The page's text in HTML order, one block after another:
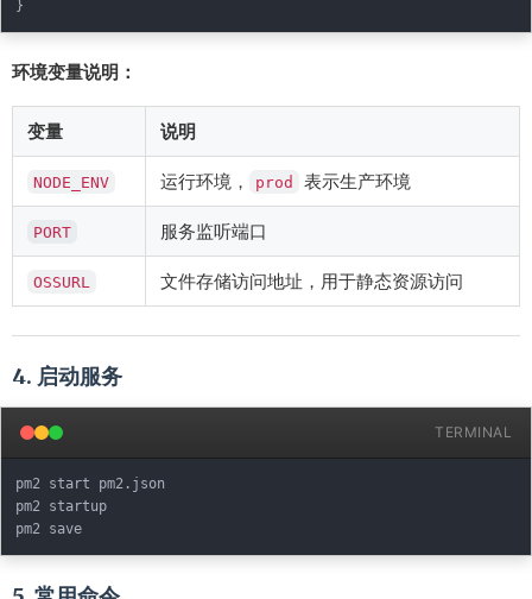
}
环境变量说明：
变量 说明
NODE_ENV 运行环境， prod 表示生产环境
PORT 服务监听端口
OSSURL 文件存储访问地址，用于静态资源访问
4. 启动服务
TERMINAL
pm2 start pm2.json
pm2 startup